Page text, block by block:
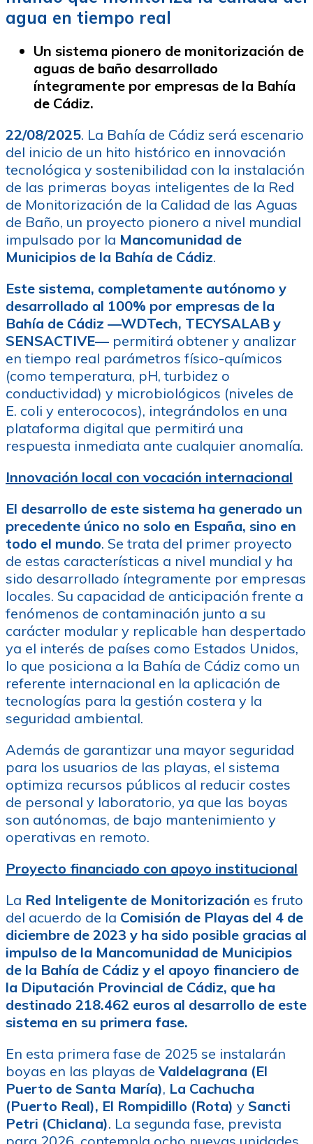
agua en tiempo real
Un sistema pionero de monitorización de
aguas de baño desarrollado
íntegramente por empresas de la Bahía
de Cádiz.
22/08/2025. La Bahía de Cádiz será escenario
del inicio de un hito histórico en innovación
tecnológica y sostenibilidad con la instalación
de las primeras boyas inteligentes de la Red
de Monitorización de la Calidad de las Aguas
de Baño, un proyecto pionero a nivel mundial
impulsado por la Mancomunidad de
Municipios de la Bahía de Cádiz.
Este sistema, completamente autónomo y
desarrollado al 100% por empresas de la
Bahía de Cádiz —WDTech, TECYSALAB y
SENSACTIVE— permitirá obtener y analizar
en tiempo real parámetros físico-químicos
(como temperatura, pH, turbidez o
conductividad) y microbiológicos (niveles de
E. coli y enterococos), integrándolos en una
plataforma digital que permitirá una
respuesta inmediata ante cualquier anomalía.
Innovación local con vocación internacional
El desarrollo de este sistema ha generado un
precedente único no solo en España, sino en
todo el mundo. Se trata del primer proyecto
de estas características a nivel mundial y ha
sido desarrollado íntegramente por empresas
locales. Su capacidad de anticipación frente a
fenómenos de contaminación junto a su
carácter modular y replicable han despertado
ya el interés de países como Estados Unidos,
lo que posiciona a la Bahía de Cádiz como un
referente internacional en la aplicación de
tecnologías para la gestión costera y la
seguridad ambiental.
Además de garantizar una mayor seguridad
para los usuarios de las playas, el sistema
optimiza recursos públicos al reducir costes
de personal y laboratorio, ya que las boyas
son autónomas, de bajo mantenimiento y
operativas en remoto.
Proyecto financiado con apoyo institucional
La Red Inteligente de Monitorización es fruto
del acuerdo de la Comisión de Playas del 4 de
diciembre de 2023 y ha sido posible gracias al
impulso de la Mancomunidad de Municipios
de la Bahía de Cádiz y el apoyo financiero de
la Diputación Provincial de Cádiz, que ha
destinado 218.462 euros al desarrollo de este
sistema en su primera fase.
En esta primera fase de 2025 se instalarán
boyas en las playas de Valdelagrana (El
Puerto de Santa María), La Cachucha
(Puerto Real), El Rompidillo (Rota) y Sancti
Petri (Chiclana). La segunda fase, prevista